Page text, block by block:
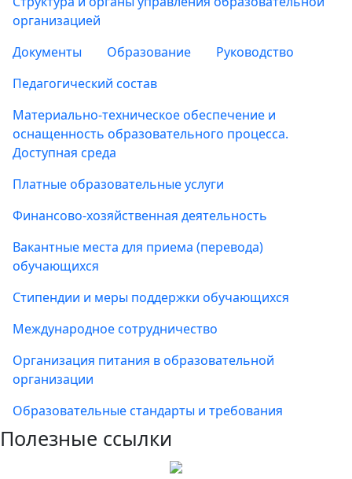
организацией
Документы
Образование
Руководство
Педагогический состав
Материально-техническое обеспечение и
оснащенность образовательного процесса.
Доступная среда
Платные образовательные услуги
Финансово-хозяйственная деятельность
Вакантные места для приема (перевода)
обучающихся
Стипендии и меры поддержки обучающихся
Международное сотрудничество
Организация питания в образовательной
организации
Образовательные стандарты и требования
Полезные ссылки